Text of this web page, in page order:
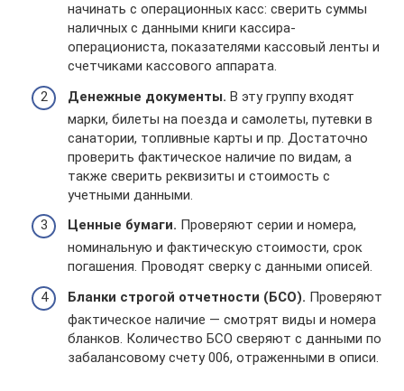
начинать с операционных касс: сверить суммы
наличных с данными книги кассира-
операциониста, показателями кассовый ленты и
счетчиками кассового аппарата.
Денежные документы. В эту группу входят
марки, билеты на поезда и самолеты, путевки в
санатории, топливные карты и пр. Достаточно
проверить фактическое наличие по видам, а
также сверить реквизиты и стоимость с
учетными данными.
Ценные бумаги. Проверяют серии и номера,
номинальную и фактическую стоимости, срок
погашения. Проводят сверку с данными описей.
Бланки строгой отчетности (БСО). Проверяют
фактическое наличие — смотрят виды и номера
бланков. Количество БСО сверяют с данными по
забалансовому счету 006, отраженными в описи.